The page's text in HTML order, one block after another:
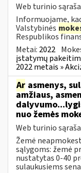
Web turinio
Informuojame,
Valstybinės
Respublikos
Metai: 2022
įstatymų
2022 metais »
Ar asmenys,
amžiaus,
nuo žemės
Web turinio
Žemė
sąlygoms: žemė
nustatytas 0-40
sulaukusiems